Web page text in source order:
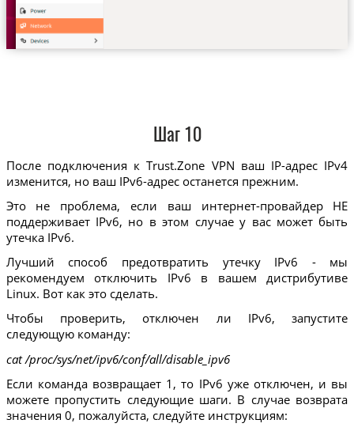
Шаг 10
После подключения к Trust.Zone VPN ваш IP-адрес IPv4
изменится, но ваш IPv6-адрес останется прежним.
Это не проблема, если ваш интернет-провайдер НЕ
поддерживает IPv6, но в этом случае у вас может быть
утечка IPv6.
Лучший способ предотвратить утечку IPv6 - мы
рекомендуем отключить IPv6 в вашем дистрибутиве
Linux. Вот как это сделать.
Чтобы проверить, отключен ли IPv6, запустите
следующую команду:
cat /proc/sys/net/ipv6/conf/all/disable_ipv6
Если команда возвращает 1, то IPv6 уже отключен, и вы
можете пропустить следующие шаги. В случае возврата
значения 0, пожалуйста, следуйте инструкциям: